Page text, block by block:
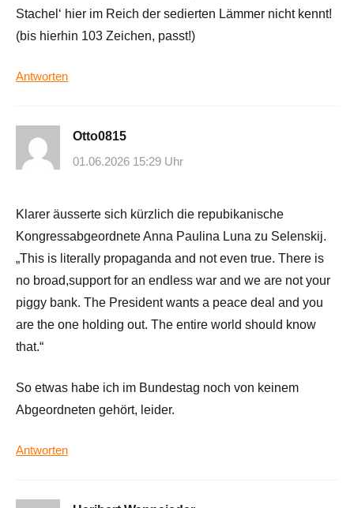
Stachel‘ hier im Reich der sedierten Lämmer nicht kennt!
(bis hierhin 103 Zeichen, passt!)
Antworten
Otto0815
01.06.2026 15:29 Uhr
Klarer äusserte sich kürzlich die repubikanische
Kongressabgeordnete Anna Paulina Luna zu Selenskij.
„This is literally propaganda and not even true. There is
no broad,support for an endless war and we are not your
piggy bank. The President wants a peace deal and you
are the one holding out. The entire world should know
that.“
So etwas habe ich im Bundestag noch von keinem
Abgeordneten gehört, leider.
Antworten